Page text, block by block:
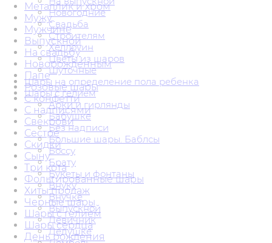
Новогодние
Свадьба
Строителям
Хеллоуин
Цветы из шаров
Шуточные
Шары на определение пола ребенка
Шары с гелием
Арки и гирлянды
Бабушке
Без надписи
Большие шары. Баблсы
Боссу
Брату
Букеты и фонтаны
Внуку
Внучке
Выпускной
Девичник
Дедушке
Металлик и хром
Мужу
Мужчине
Выпускной
На свадьбу
Новорожденным
Папе
Розовые шары
С конфетти
С надписями
Свекрови
Сестре
Скидки
Сыну
Три кота
Фольгированные шары
Хиты продаж
Черные шары
Шары с гелием
Шары сердца
День рождения